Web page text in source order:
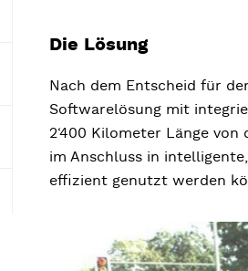
Die Lösung
Nach dem Entscheid für
Softwarelösung mit
2‘400 Kilometer Länge
im Anschluss in
effizient genutzt werden